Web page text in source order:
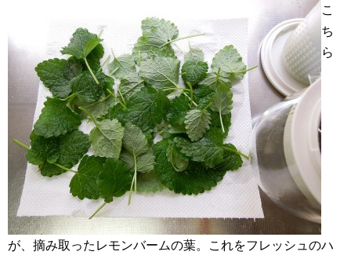
こ
ち
ら
が、摘み取ったレモンバームの葉。これをフレッシュのハ